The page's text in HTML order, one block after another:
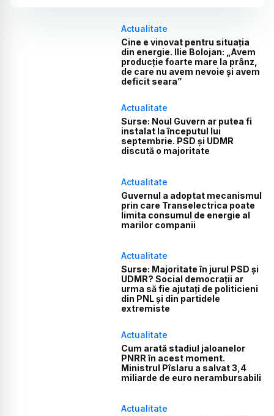
Actualitate
Cine e vinovat pentru situația
din energie. Ilie Bolojan: „Avem
producție foarte mare la prânz,
de care nu avem nevoie și avem
deficit seara”
Actualitate
Surse: Noul Guvern ar putea fi
instalat la începutul lui
septembrie. PSD și UDMR
discută o majoritate
Actualitate
Guvernul a adoptat mecanismul
prin care Transelectrica poate
limita consumul de energie al
marilor companii
Actualitate
Surse: Majoritate în jurul PSD și
UDMR? Social democrații ar
urma să fie ajutați de politicieni
din PNL și din partidele
extremiste
Actualitate
Cum arată stadiul jaloanelor
PNRR în acest moment.
Ministrul Pîslaru a salvat 3,4
miliarde de euro nerambursabili
Actualitate